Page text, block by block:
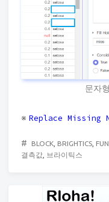
문자
※ Replace Missing
# BLOCK, BRIGHTICS,
결측값
브라이틱스